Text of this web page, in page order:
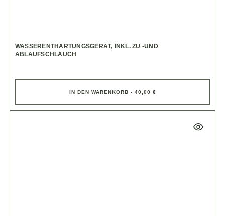
WASSERENTHÄRTUNGSGERÄT, INKL. ZU -UND
ABLAUFSCHLAUCH
IN DEN WARENKORB - 40,00 €